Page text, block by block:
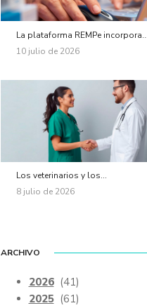
La plataforma REMPe incorpora...
10 julio de 2026
Los veterinarios y los...
8 julio de 2026
ARCHIVO
2026 (41)
2025 (61)